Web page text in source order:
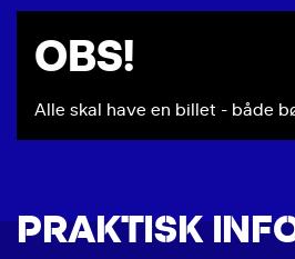
OBS!
Alle skal have en billet - både
PRAKTISK